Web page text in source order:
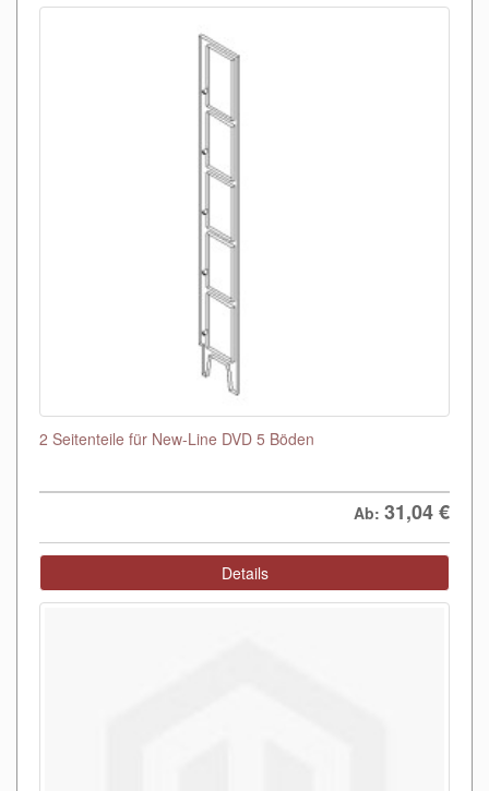
2 Seitenteile für New-Line DVD 5 Böden
Ab: 31,04€
Details